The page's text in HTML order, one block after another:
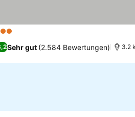
Sehr gut (2.584 Bewertungen) 3.2